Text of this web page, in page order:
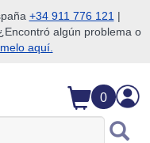
+34 911 776 121 |
algún problema o
aquí.
0